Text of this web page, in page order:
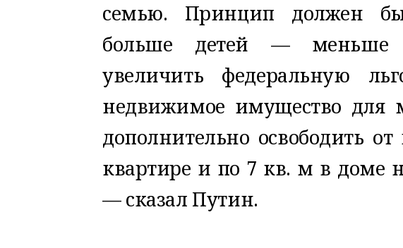
семью. Принцип должен
больше детей — меньше
увеличить федеральную
недвижимое имущество для
дополнительно освободить
квартире и по 7 кв. м в доме
— сказал Путин.